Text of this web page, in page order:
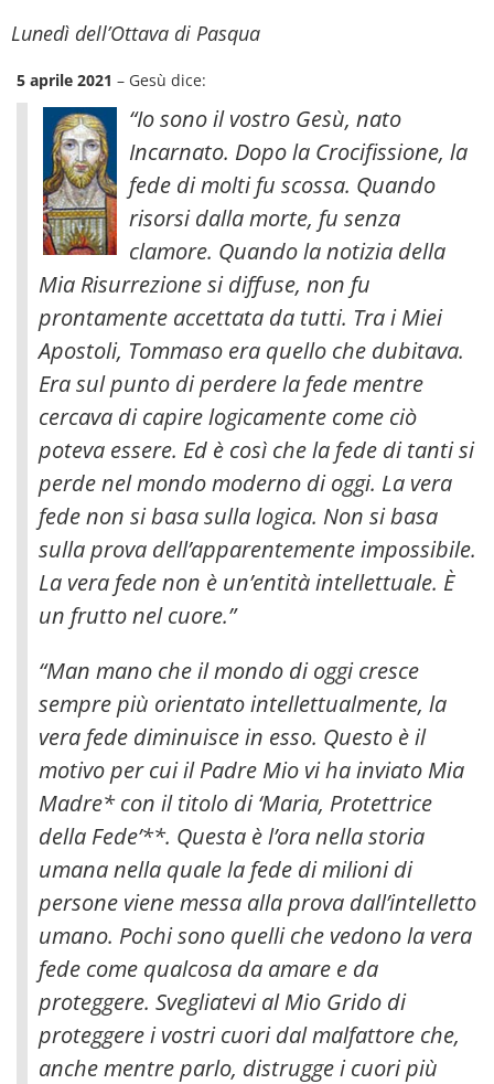
Lunedì dell’Ottava di Pasqua
5 aprile 2021 – Gesù dice:
“Io sono il vostro Gesù, nato
Incarnato. Dopo la Crocifissione, la
fede di molti fu scossa. Quando
risorsi dalla morte, fu senza
clamore. Quando la notizia della
Mia Risurrezione si diffuse, non fu
prontamente accettata da tutti. Tra i Miei
Apostoli, Tommaso era quello che dubitava.
Era sul punto di perdere la fede mentre
cercava di capire logicamente come ciò
poteva essere. Ed è così che la fede di tanti si
perde nel mondo moderno di oggi. La vera
fede non si basa sulla logica. Non si basa
sulla prova dell’apparentemente impossibile.
La vera fede non è un’entità intellettuale. È
un frutto nel cuore.”
“Man mano che il mondo di oggi cresce
sempre più orientato intellettualmente, la
vera fede diminuisce in esso. Questo è il
motivo per cui il Padre Mio vi ha inviato Mia
Madre* con il titolo di ‘Maria, Protettrice
della Fede’**. Questa è l’ora nella storia
umana nella quale la fede di milioni di
persone viene messa alla prova dall’intelletto
umano. Pochi sono quelli che vedono la vera
fede come qualcosa da amare e da
proteggere. Svegliatevi al Mio Grido di
proteggere i vostri cuori dal malfattore che,
anche mentre parlo, distrugge i cuori più